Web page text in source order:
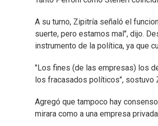
A su turno, Zipitría señaló el
suerte, pero estamos mal", dijo.
instrumento de la política, ya que
"Los fines (de las empresas) los
los fracasados políticos", sostuvo
Agregó que tampoco hay
mirara como a una empresa